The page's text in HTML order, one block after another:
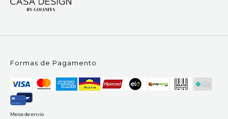
Formas de Pagamento
Meios de envio